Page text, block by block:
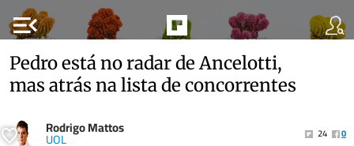
menu_open
Pedro está no radar de Ancelotti,
mas atrás na lista de concorrentes
Rodrigo Mattos
UOL 24
0